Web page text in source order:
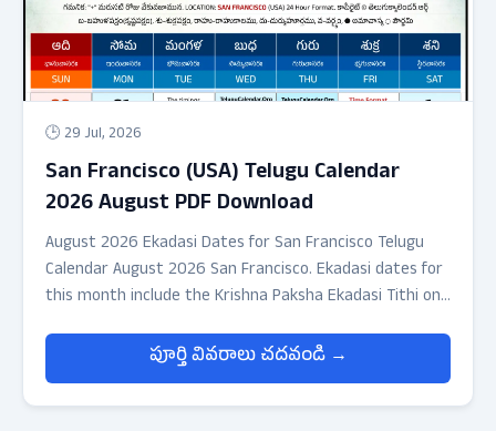
🕒 29 Jul, 2026
San Francisco (USA) Telugu Calendar
2026 August PDF Download
August 2026 Ekadasi Dates for San Francisco Telugu
Calendar August 2026 San Francisco. Ekadasi dates for
this month include the Krishna Paksha Ekadasi Tithi on
Sukla Paksha Ekadasi Tithi on August 23, 2026 up to
15:48 (24hrs format).
పూర్తి వివరాలు చదవండి →